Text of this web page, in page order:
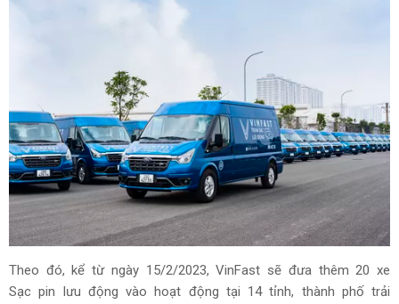
Theo đó, kể từ ngày 15/2/2023, VinFast sẽ đưa thêm 20 xe
Sạc pin lưu động vào hoạt động tại 14 tỉnh, thành phố trải